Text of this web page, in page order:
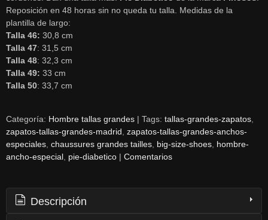
Reposición en 48 horas sin no queda tu talla. Medidas de la
plantilla de largo:
Talla 46: 30,8 cm
Talla 47: 31,5 cm
Talla 48: 32,3 cm
Talla 49: 33 cm
Talla 50: 33,7 cm
Categoría: Hombre tallas grandes | Tags: tallas-grandes-zapatos
zapatos-tallas-grandes-madrid zapatos-tallas-grandes-anchos-
especiales chaussures grandes tailles big-size-shoes hombre-
ancho-especial pie-diabetico | Comentarios
Descripción